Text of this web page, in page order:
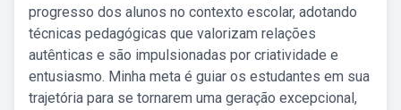
progresso dos alunos no contexto escolar, adotando
técnicas pedagógicas que valorizam relações
autênticas e são impulsionadas por criatividade e
entusiasmo. Minha meta é guiar os estudantes em sua
trajetória para se tornarem uma geração excepcional,